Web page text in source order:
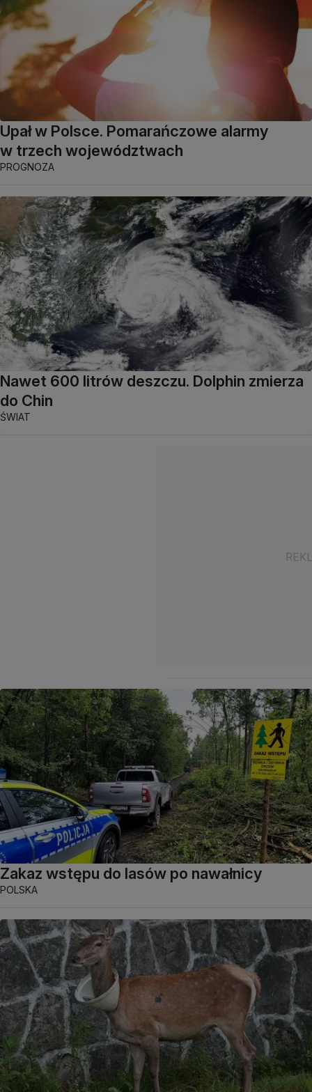
Upał w Polsce. Pomarańczowe alarmy
w trzech województwach
PROGNOZA
Nawet 600 litrów deszczu. Dolphin zmierza
do Chin
ŚWIAT
Zakaz wstępu do lasów po nawałnicy
POLSKA